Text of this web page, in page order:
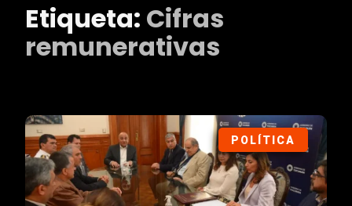
Etiqueta: Cifras
remunerativas
POLÍTICA